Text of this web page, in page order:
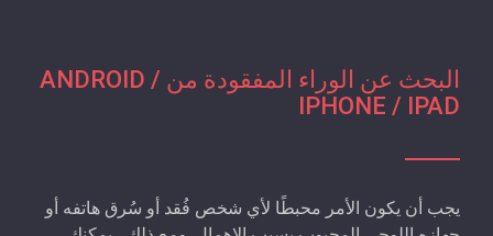
البحث عن الوراء المفقودة من ANDROID /
IPHONE / IPAD
يجب أن يكون الأمر محبطًا لأي شخص فُقد أو سُرق هاتفه أو